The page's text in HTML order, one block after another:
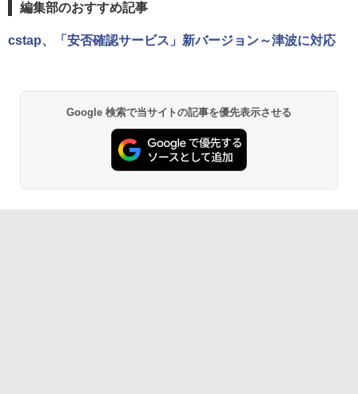
編集部のおすすめ記事
cstap、「安否確認サービス」新バージョン～津波に対応
Google 検索で当サイトの記事を優先表示させる